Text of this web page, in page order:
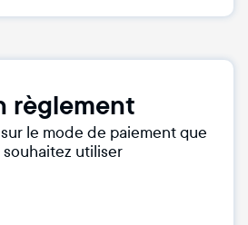
règlement
le mode de paiement que
souhaitez utiliser